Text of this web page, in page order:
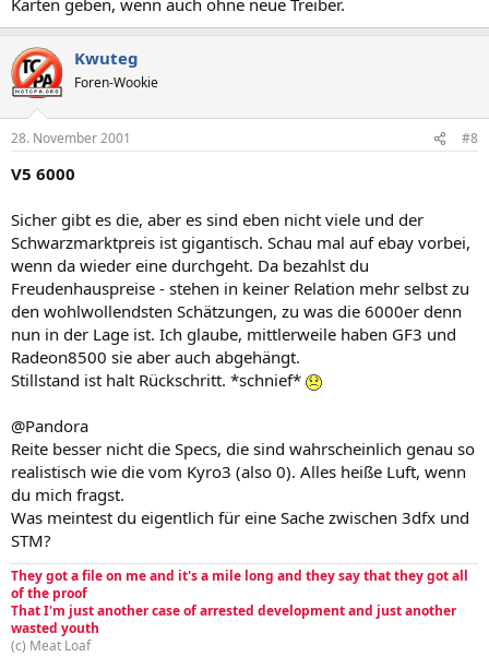
Kwuteg
Foren-Wookie
28. November 2001 #8
V5 6000
Sicher gibt es die, aber es sind eben nicht viele und der
Schwarzmarktpreis ist gigantisch. Schau mal auf ebay vorbei,
wenn da wieder eine durchgeht. Da bezahlst du
Freudenhauspreise - stehen in keiner Relation mehr selbst zu
den wohlwollendsten Schätzungen, zu was die 6000er denn
nun in der Lage ist. Ich glaube, mittlerweile haben GF3 und
Radeon8500 sie aber auch abgehängt.
Stillstand ist halt Rückschritt. *schnief*
@Pandora
Reite besser nicht die Specs, die sind wahrscheinlich genau so
realistisch wie die vom Kyro3 (also 0). Alles heiße Luft, wenn
du mich fragst.
Was meintest du eigentlich für eine Sache zwischen 3dfx und
STM?
They got a file on me and it's a mile long and they say that they got all
of the proof
That I'm just another case of arrested development and just another
wasted youth
(c) Meat Loaf